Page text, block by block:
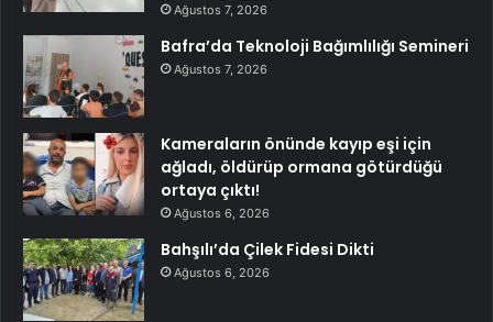
Ağustos 7, 2026
Bafra’da Teknoloji Bağımlılığı Semineri
Ağustos 7, 2026
Kameraların önünde kayıp eşi için
ağladı, öldürüp ormana götürdüğü
ortaya çıktı!
Ağustos 6, 2026
Bahşılı’da Çilek Fidesi Dikti
Ağustos 6, 2026